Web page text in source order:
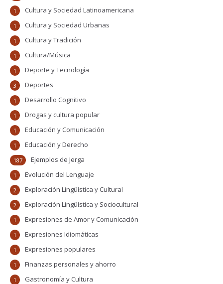
Cultura y Sociedad Latinoamericana
1
Cultura y Sociedad Urbanas
1
Cultura y Tradición
1
Cultura/Música
1
Deporte y Tecnología
1
Deportes
3
Desarrollo Cognitivo
1
Drogas y cultura popular
1
Educación y Comunicación
1
Educación y Derecho
1
Ejemplos de Jerga
187
Evolución del Lenguaje
1
Exploración Lingüística y Cultural
2
Exploración Lingüística y Sociocultural
2
Expresiones de Amor y Comunicación
1
Expresiones Idiomáticas
1
Expresiones populares
1
Finanzas personales y ahorro
1
Gastronomía y Cultura
1